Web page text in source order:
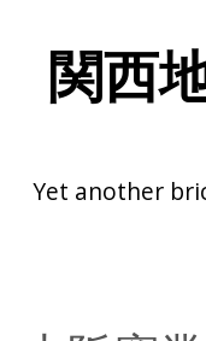
関西
Yet another